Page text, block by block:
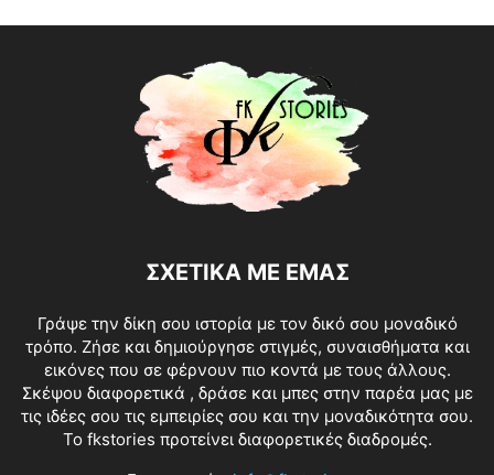
ΣΧΕΤΙΚΑ ΜΕ ΕΜΑΣ
Γράψε την δίκη σου ιστορία με τον δικό σου μοναδικό
τρόπο. Ζήσε και δημιούργησε στιγμές, συναισθήματα και
εικόνες που σε φέρνουν πιο κοντά με τους άλλους.
Σκέψου διαφορετικά , δράσε και μπες στην παρέα μας με
τις ιδέες σου τις εμπειρίες σου και την μοναδικότητα σου.
Το fkstories προτείνει διαφορετικές διαδρομές.